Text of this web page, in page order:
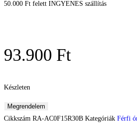
50.000 Ft felett INGYENES szállítás
93.900 Ft
Készleten
Megrendelem
Cikkszám RA-AC0F15R30B Kategóriák Férfi